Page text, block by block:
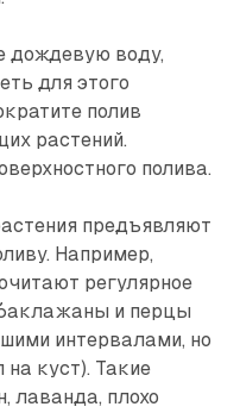
дождевую воду,
для этого
полив
растений.
полива.
предъявляют
Например,
регулярное
баклажаны и перцы
интервалами, но
куст). Такие
лаванда, плохо